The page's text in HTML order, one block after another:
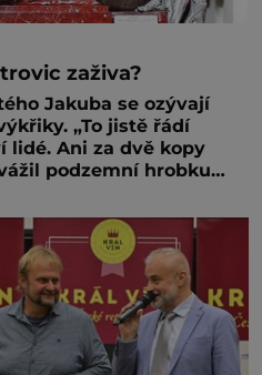
zaživa?
Jakuba se ozývají
„To jistě řádí
lidé. Ani za dvě kopy
podzemní hrobku
burácení skutečně
později hrobku